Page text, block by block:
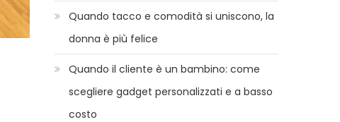
Quando tacco e comodità si uniscono, la
donna è più felice
Quando il cliente è un bambino: come
scegliere gadget personalizzati e a basso
costo